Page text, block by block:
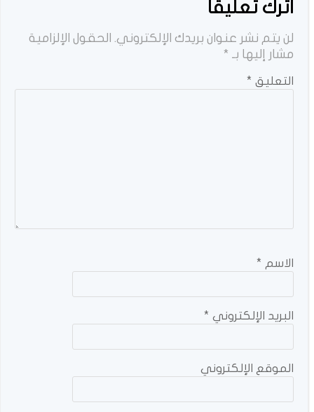
اترك تعليقاً
لن يتم نشر عنوان بريدك الإلكتروني. الحقول الإلزامية
مشار إليها بـ *
التعليق *
الاسم *
البريد الإلكتروني *
الموقع الإلكتروني